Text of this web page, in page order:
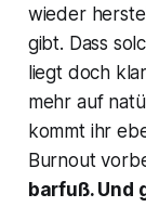
wieder
gibt. Dass
liegt doch
mehr auf
kommt ihr
Burnout
barfuß. Und